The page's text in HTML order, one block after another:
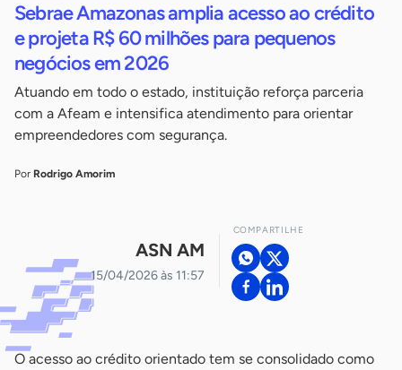
Sebrae Amazonas amplia acesso ao crédito
e projeta R$ 60 milhões para pequenos
negócios em 2026
Atuando em todo o estado, instituição reforça parceria
com a Afeam e intensifica atendimento para orientar
empreendedores com segurança.
Por Rodrigo Amorim
ASN AM
15/04/2026 às 11:57
COMPARTILHE
O acesso ao crédito orientado tem se consolidado como